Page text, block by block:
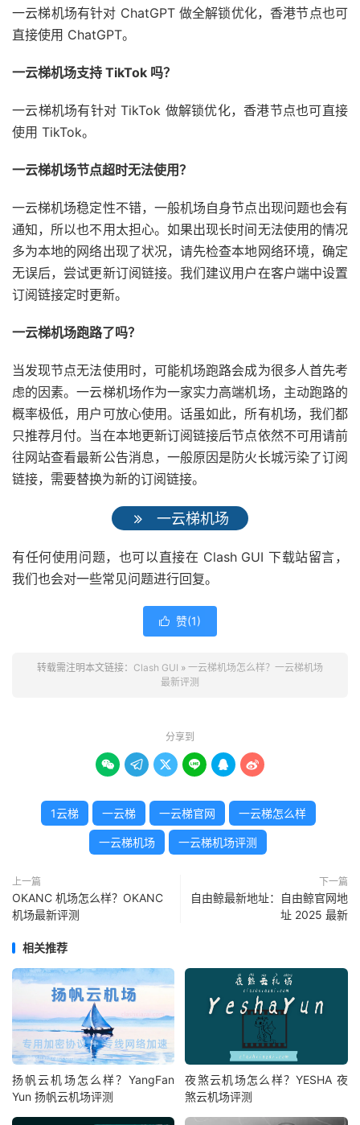
一云梯机场有针对 ChatGPT 做全解锁优化，香港节点也可
直接使用 ChatGPT。
一云梯机场支持 TikTok 吗？
一云梯机场有针对 TikTok 做解锁优化，香港节点也可直接
使用 TikTok。
一云梯机场节点超时无法使用？
一云梯机场稳定性不错，一般机场自身节点出现问题也会有
通知，所以也不用太担心。如果出现长时间无法使用的情况
多为本地的网络出现了状况，请先检查本地网络环境，确定
无误后，尝试更新订阅链接。我们建议用户在客户端中设置
订阅链接定时更新。
一云梯机场跑路了吗？
当发现节点无法使用时，可能机场跑路会成为很多人首先考
虑的因素。一云梯机场作为一家实力高端机场，主动跑路的
概率极低，用户可放心使用。话虽如此，所有机场，我们都
只推荐月付。当在本地更新订阅链接后节点依然不可用请前
往网站查看最新公告消息，一般原因是防火长城污染了订阅
链接，需要替换为新的订阅链接。
一云梯机场
有任何使用问题，也可以直接在 Clash GUI 下载站留言，
我们也会对一些常见问题进行回复。
 赞(1)
转载需注明本文链接： Clash GUI » 一云梯机场怎么样？一云梯机场
最新评测
分享到
     
1云梯 一云梯 一云梯官网 一云梯怎么样
一云梯机场 一云梯机场评测
上一篇
OKANC 机场怎么样？OKANC
机场最新评测
下一篇
自由鲸最新地址：自由鲸官网地
址 2025 最新
相关推荐
扬帆云机场怎么样？YangFan
Yun 扬帆云机场评测
夜煞云机场怎么样？YESHA 夜
煞云机场评测